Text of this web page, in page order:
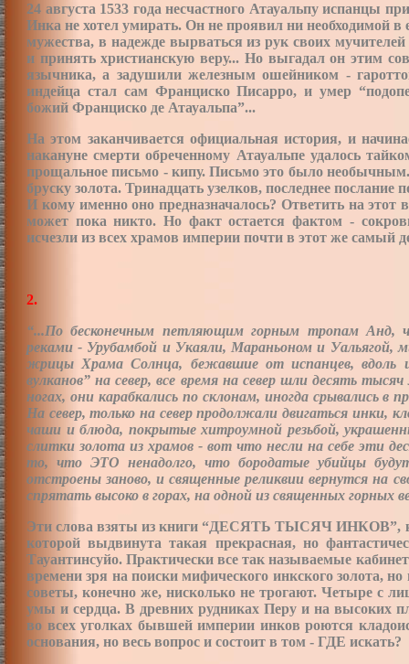
24 августа 1533 года несчастного Атауальпу испанцы
Инка не хотел умирать. Он не проявил ни необходимой
мужества, в надежде вырваться из рук своих
и принять христианскую веру... Но выгадал он этим
язычника, а задушили железным ошейником -
индейца стал сам Франциско Писарро, и умер
божий Франциско де Атауальпа”...
На этом заканчивается официальная история, и
накануне смерти обреченному Атауальпе удалось
прощальное письмо - кипу. Письмо это было
бруску золота. Тринадцать узелков, последнее
И кому именно оно предназначалось? Ответить на этот
может пока никто. Но факт остается фактом -
исчезли из всех храмов империи почти в этот же самый
2.
“...По бесконечным петляющим горным тропам Анд,
реками - Урубамбой и Укаяли, Мараньоном и Уальягой,
жрицы Храма Солнца, бежавшие от испанцев, вдоль
вулканов” на север, все время на север шли десять
ногах, они карабкались по склонам, иногда срывались в
На север, только на север продолжали двигаться инки,
чаши и блюда, покрытые хитроумной резьбой,
слитки золота из храмов - вот что несли на себе эти
то, что ЭТО ненадолго, что бородатые убийцы
отстроены заново, и священные реликвии вернутся на
спрятать высоко в горах, на одной из священных горных
Эти слова взяты из книги “ДЕСЯТЬ ТЫСЯЧ ИНКОВ”,
которой выдвинута такая прекрасная, но
Тауантинсуйо. Практически все так называемые
времени зря на поиски мифического инкского золота,
советы, конечно же, нисколько не трогают. Четыре с
умы и сердца. В древних рудниках Перу и на высоких
во всех уголках бывшей империи инков роются
основания, но весь вопрос и состоит в том - ГДЕ искать?